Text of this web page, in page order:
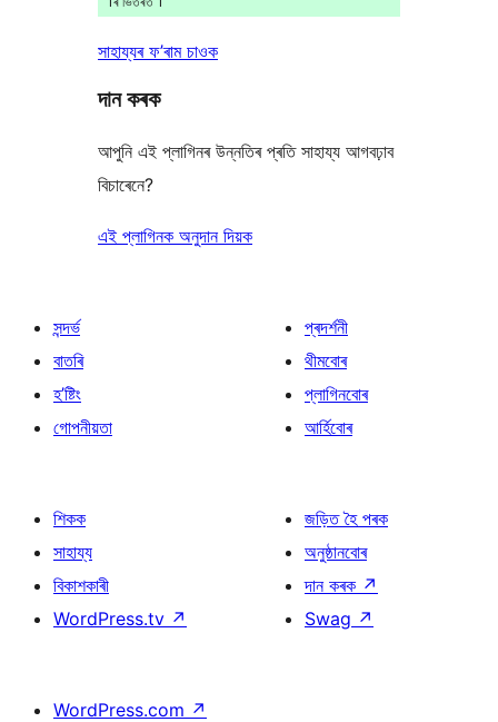
সাহায্যৰ ফ’ৰাম চাওক
দান কৰক
আপুনি এই প্লাগিনৰ উন্নতিৰ প্ৰতি সাহায্য আগবঢ়াব
বিচাৰেনে?
এই প্লাগিনক অনুদান দিয়ক
সন্দৰ্ভ
বাতৰি
হ’ষ্টিং
গোপনীয়তা
প্ৰদৰ্শনী
থীমবোৰ
প্লাগিনবোৰ
আৰ্হিবোৰ
শিকক
সাহায্য
বিকাশকাৰী
WordPress.tv ↗
জড়িত হৈ পৰক
অনুষ্ঠানবোৰ
দান কৰক ↗
Swag ↗
WordPress.com ↗